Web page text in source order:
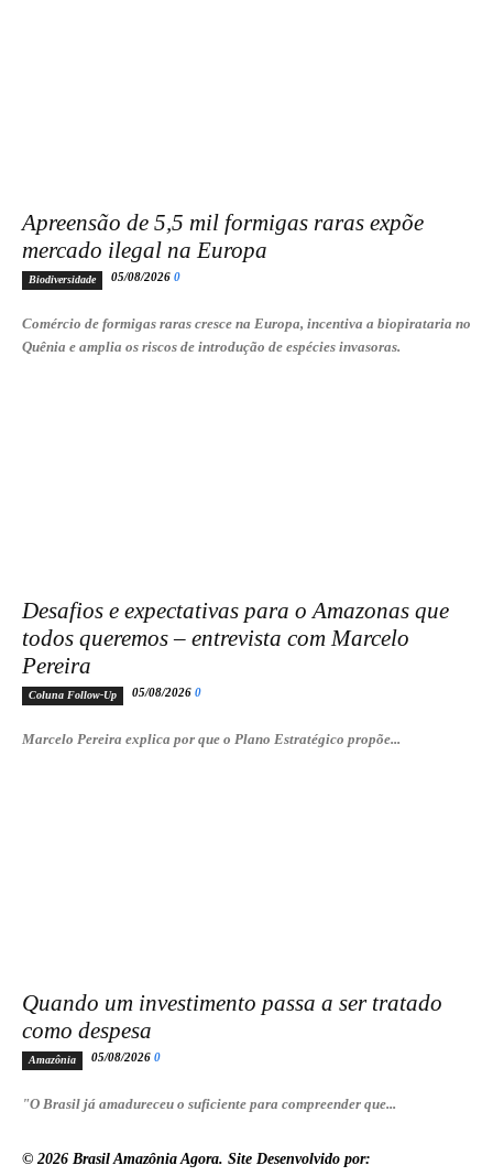
Apreensão de 5,5 mil formigas raras expõe
mercado ilegal na Europa
Biodiversidade 05/08/2026 0
Comércio de formigas raras cresce na Europa, incentiva a biopirataria no
Quênia e amplia os riscos de introdução de espécies invasoras.
Desafios e expectativas para o Amazonas que
todos queremos – entrevista com Marcelo
Pereira
Coluna Follow-Up 05/08/2026 0
Marcelo Pereira explica por que o Plano Estratégico propõe...
Quando um investimento passa a ser tratado
como despesa
Amazônia 05/08/2026 0
"O Brasil já amadureceu o suficiente para compreender que...
© 2026 Brasil Amazônia Agora. Site Desenvolvido por: